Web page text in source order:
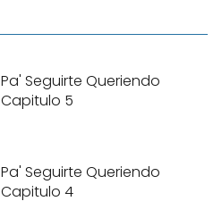
Pa' Seguirte Queriendo
Capitulo 5
Pa' Seguirte Queriendo
Capitulo 4